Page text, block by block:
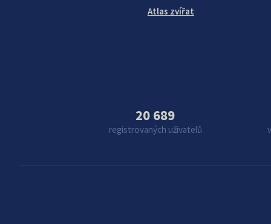
Atlas zvířat
20 689
registrovaných uživatelů